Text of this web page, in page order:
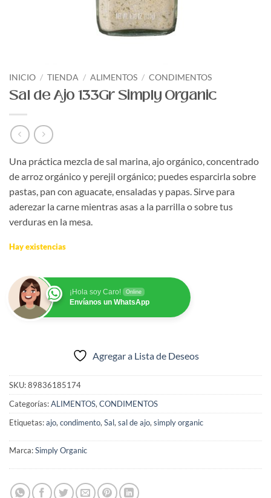
INICIO / TIENDA / ALIMENTOS / CONDIMENTOS
Sal de Ajo 133Gr Simply Organic
Una práctica mezcla de sal marina, ajo orgánico, concentrado
de arroz orgánico y perejil orgánico; puedes esparcirla sobre
pastas, pan con aguacate, ensaladas y papas. Sirve para
aderezar la carne mientras asas a la parrilla o sobre tus
verduras en la mesa.
Hay existencias
¡Hola soy Caro! Online
Envíanos un WhatsApp
Agregar a Lista de Deseos
SKU:89836185174
Categorías:ALIMENTOS, CONDIMENTOS
Etiquetas:ajo, condimento, Sal, sal de ajo, simply organic
Marca:Simply Organic